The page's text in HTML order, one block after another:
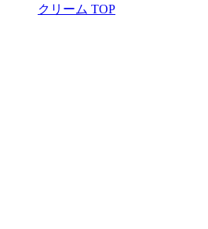
クリーム TOP